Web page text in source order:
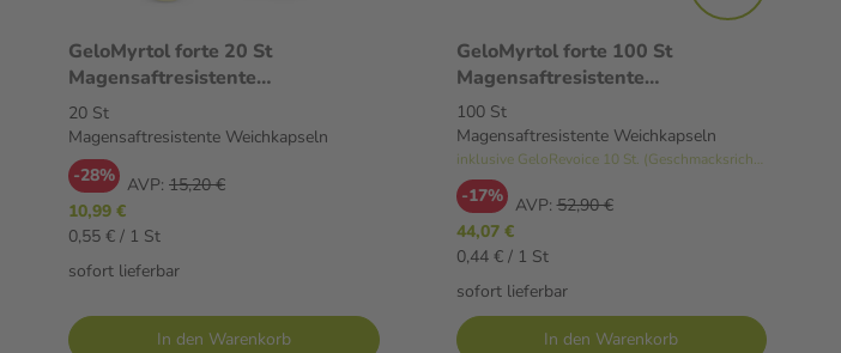
GeloMyrtol forte 20 St
Magensaftresistente
Weichkapseln
20 St
Magensaftresistente Weichkapseln
-28% AVP: 15,20 €
10,99 €
0,55 € / 1 St
sofort lieferbar
In den Warenkorb
GeloMyrtol forte 100 St
Magensaftresistente
Weichkapseln
100 St
Magensaftresistente Weichkapseln
inklusive GeloRevoice 10 St. (Geschmacksrichtung variiert)
-17% AVP: 52,90 €
44,07 €
0,44 € / 1 St
sofort lieferbar
In den Warenkorb